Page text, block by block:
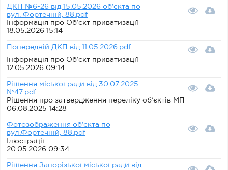
ДКП №6-26 від 15.05.2026 об'єкта по
вул. Фортечній, 88.pdf
Інформація про Об’єкт приватизації
18.05.2026 15:14
Попередній ДКП від 11.05.2026.pdf
Інформація про Об’єкт приватизації
12.05.2026 09:14
Рішення міської ради від 30.07.2025
№47.pdf
Рішення про затвердження переліку об’єктів МП
06.08.2025 14:28
Фотозображення об'єкта по
вул.Фортечній, 88.pdf
Ілюстрації
20.05.2026 09:34
Рішення Запорізької міської ради від